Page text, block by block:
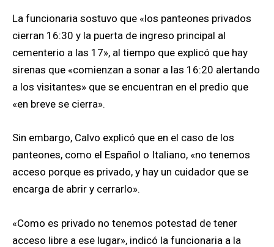
La funcionaria sostuvo que «los panteones privados
cierran 16:30 y la puerta de ingreso principal al
cementerio a las 17», al tiempo que explicó que hay
sirenas que «comienzan a sonar a las 16:20 alertando
a los visitantes» que se encuentran en el predio que
«en breve se cierra».
Sin embargo, Calvo explicó que en el caso de los
panteones, como el Español o Italiano, «no tenemos
acceso porque es privado, y hay un cuidador que se
encarga de abrir y cerrarlo».
«Como es privado no tenemos potestad de tener
acceso libre a ese lugar», indicó la funcionaria a la